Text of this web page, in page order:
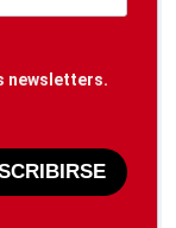
newsletters.